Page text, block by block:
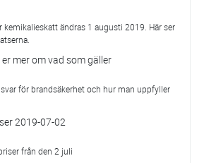
kemikalieskatt ändras 1 augusti 2019. Här ser
er mer om vad som gäller
för brandsäkerhet och hur man uppfyller
2019-07-02
från den 2 juli